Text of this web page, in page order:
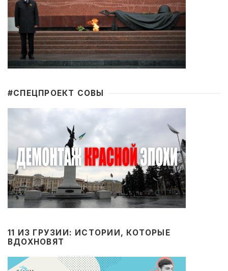
#CПЕЦПРОЕКТ СОВЫ
11 ИЗ ГРУЗИИ: ИСТОРИИ, КОТОРЫЕ
ВДОХНОВЯТ